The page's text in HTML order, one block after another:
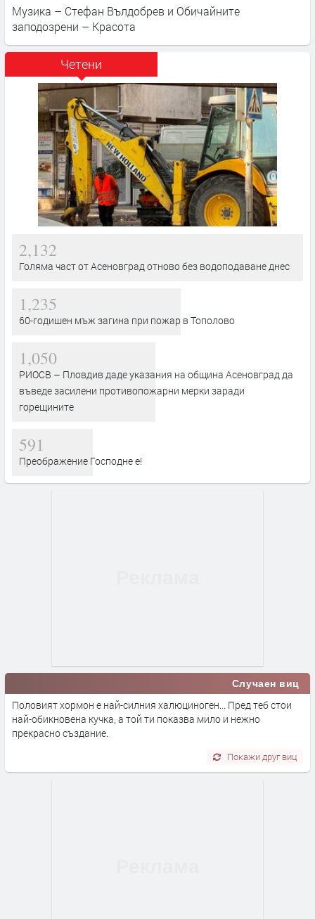
Музика – Стефан Вълдобрев и Обичайните
заподозрени – Красота
Четени
2,132
Голяма част от Асеновград отново без водоподаване днес
1,235
60-годишен мъж загина при пожар в Тополово
1,050
РИОСВ – Пловдив даде указания на община Асеновград да
въведе засилени противопожарни мерки заради
горещините
591
Преображение Господне е!
Случаен виц
Половият хормон е най-силния халюциноген... Пред теб стои
най-обикновена кучка, а той ти показва мило и нежно
прекрасно създание.
Покажи друг виц